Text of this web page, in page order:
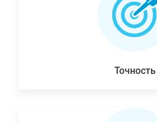
Точность